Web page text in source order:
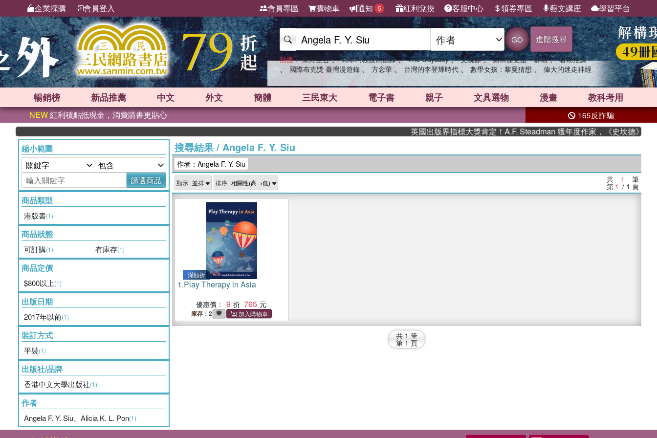
企業採購 會員登入 會員專區 購物車 通知 5 紅利兌換 客服中心 領券專區 藝文講座 學習平台
GO 進階搜尋
熱搜： 東野圭吾 、 高希均教授回憶錄 、 The Odyssey 、 父親節 、 如果歷史是一群喵 、 暑期推薦
、 國際布克獎 臺灣漫遊錄 、 方念華 、 台灣的李登輝時代 、 數學女孩：黎曼猜想 、 偉大的迷走神經
暢銷榜 新品推薦 中文 外文 簡體 三民東大 電子書 親子 文具選物 漫畫 教科考用
NEW紅利積點抵現金，消費購書更貼心 165反詐騙
英國出版界指標大獎肯定！A.F. Steadman 獲年度作家，《史坎德》系列
縮小範圍
篩選商品
商品類型
港版書(1)
商品狀態
可訂購(1) 有庫存(1)
商品定價
$800以上(1)
出版日期
2017年以前(1)
裝訂方式
平裝(1)
出版社/品牌
香港中文大學出版社(1)
作者
Angela F. Y. Siu、Alicia K. L. Pon(1)
搜尋結果/ Angela F. Y. Siu
作者：Angela F. Y. Siu
顯示 排序 共 1 筆
第 1 / 1 頁
滿額折
1.Play Therapy in Asia
優惠價： 9 765
庫存：2
共 1 筆
第 1 頁